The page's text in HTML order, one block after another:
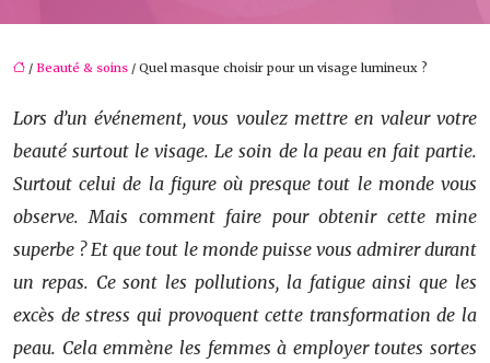
/ Beauté & soins / Quel masque choisir pour un visage lumineux ?
Lors d’un événement, vous voulez mettre en valeur votre
beauté surtout le visage. Le soin de la peau en fait partie.
Surtout celui de la figure où presque tout le monde vous
observe. Mais comment faire pour obtenir cette mine
superbe ? Et que tout le monde puisse vous admirer durant
un repas. Ce sont les pollutions, la fatigue ainsi que les
excès de stress qui provoquent cette transformation de la
peau. Cela emmène les femmes à employer toutes sortes